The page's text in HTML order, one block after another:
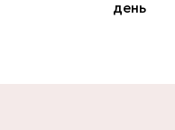
день